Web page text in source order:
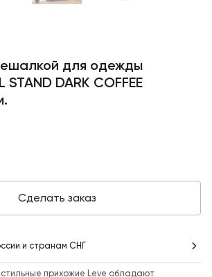
для одежды
STAND DARK COFFEE
Сделать заказ
и странам СНГ
прихожие Leve обладают